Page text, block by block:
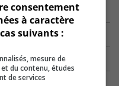
consentement
à caractère
suivants :
mesure de
du contenu, études
de services